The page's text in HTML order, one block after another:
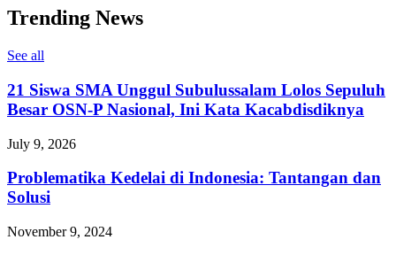
Trending News
See all
21 Siswa SMA Unggul Subulussalam Lolos Sepuluh
Besar OSN-P Nasional, Ini Kata Kacabdisdiknya
July 9, 2026
Problematika Kedelai di Indonesia: Tantangan dan
Solusi
November 9, 2024